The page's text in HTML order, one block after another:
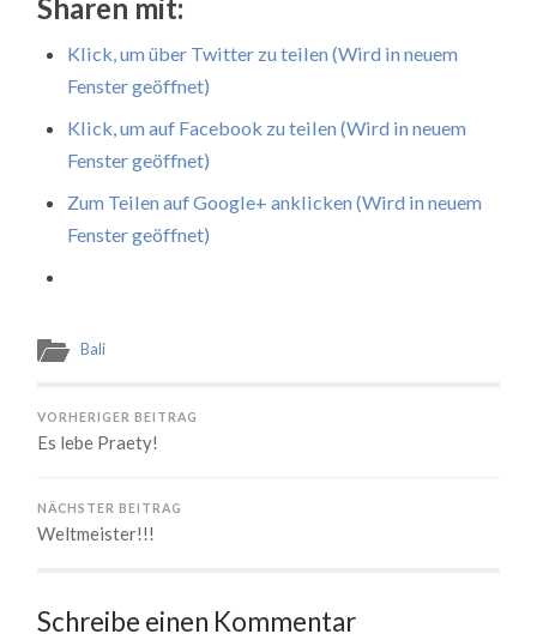
Sharen mit:
Klick, um über Twit­ter zu tei­len (Wird in neu­em
Fens­ter geöff­net)
Klick, um auf Face­book zu tei­len (Wird in neu­em
Fens­ter geöff­net)
Zum Tei­len auf Goog­le+ ankli­cken (Wird in neu­em
Fens­ter geöff­net)
Bali
VORHERIGER BEITRAG
Es lebe Praety!
NÄCHSTER BEITRAG
Weltmeister!!!
Schreibe einen Kommentar